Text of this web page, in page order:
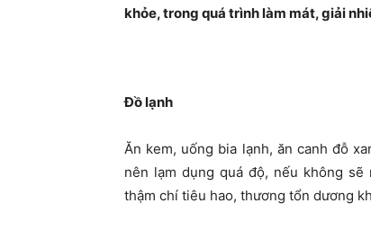
khỏe, trong quá trình làm mát, giải
Đồ lạnh
Ăn kem, uống bia lạnh, ăn canh đỗ
nên lạm dụng quá độ, nếu không
thậm chí tiêu hao, thương tổn dương